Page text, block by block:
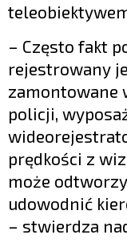
– Często fakt
rejestrowany
zamontowane
policji,
prędkości z
może
udowodnić
– stwierdza